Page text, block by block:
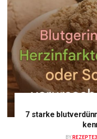
7 starke
BY